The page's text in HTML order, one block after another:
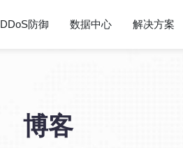
DDoS防御 数据中心 解决方案
博客